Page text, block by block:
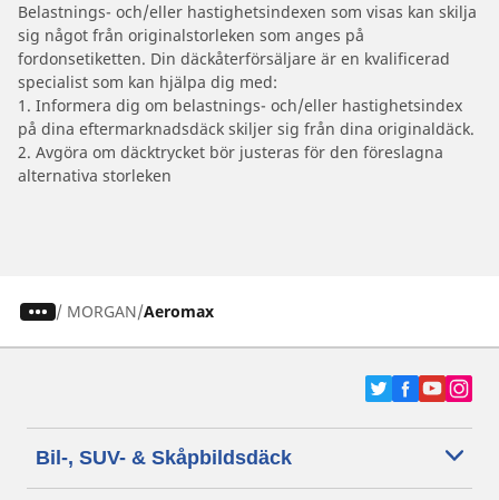
Belastnings- och/eller hastighetsindexen som visas kan skilja
sig något från originalstorleken som anges på
fordonsetiketten. Din däckåterförsäljare är en kvalificerad
specialist som kan hjälpa dig med:
1. Informera dig om belastnings- och/eller hastighetsindex
på dina eftermarknadsdäck skiljer sig från dina originaldäck.
2. Avgöra om däcktrycket bör justeras för den föreslagna
alternativa storleken
/ MORGAN Aeromax
Bil-, SUV- & Skåpbildsdäck